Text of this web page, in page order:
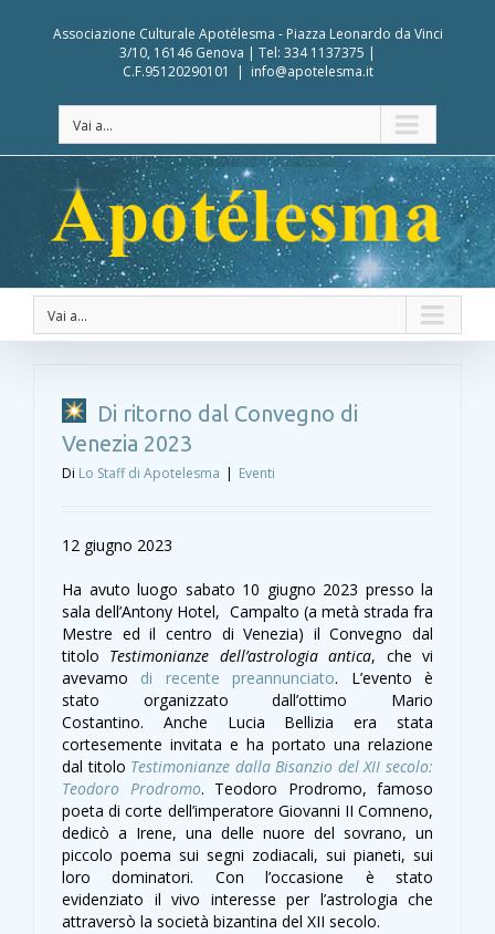
Associazione Culturale Apotélesma - Piazza Leonardo da Vinci
3/10, 16146 Genova | Tel: 334 1137375 |
C.F.95120290101
| info@apotelesma.it
Vai a...
Vai a...
Di ritorno dal Convegno di
Venezia 2023
Di Lo Staff di Apotelesma | Eventi
12 giugno 2023
Ha avuto luogo sabato 10 giugno 2023 presso la
sala dell’Antony Hotel, Campalto (a metà strada fra
Mestre ed il centro di Venezia) il Convegno dal
titolo Testimonianze dell’astrologia antica, che vi
avevamo di recente preannunciato. L’evento è
stato organizzato dall’ottimo Mario
Costantino. Anche Lucia Bellizia era stata
cortesemente invitata e ha portato una relazione
dal titolo Testimonianze dalla Bisanzio del XII secolo:
Teodoro Prodromo. Teodoro Prodromo, famoso
poeta di corte dell’imperatore Giovanni II Comneno,
dedicò a Irene, una delle nuore del sovrano, un
piccolo poema sui segni zodiacali, sui pianeti, sui
loro dominatori. Con l’occasione è stato
evidenziato il vivo interesse per l’astrologia che
attraversò la società bizantina del XII secolo.